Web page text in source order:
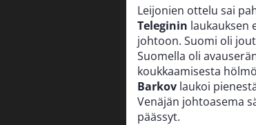
Leijonien ottelu sai
Teleginin laukauksen
johtoon. Suomi oli
Suomella oli
koukkaamisesta
Barkov laukoi
Venäjän johtoasema
päässyt.